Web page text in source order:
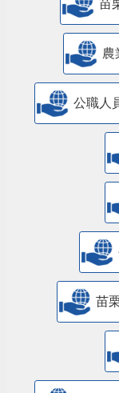
苗
農
公職人
苗